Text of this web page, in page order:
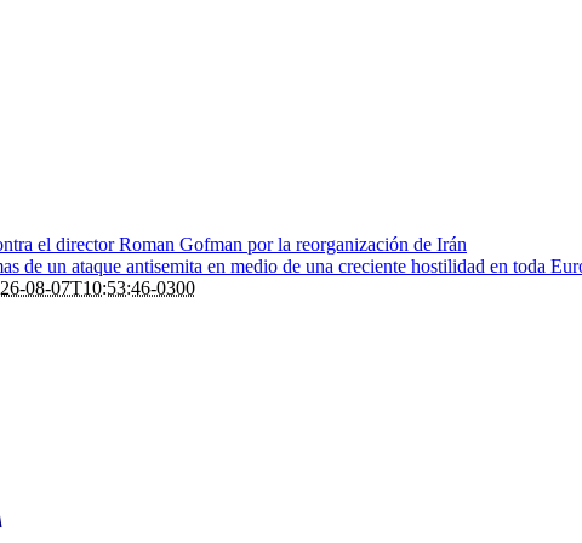
el director Roman Gofman por la reorganización de Irán
de un ataque antisemita en medio de una creciente hostilidad en toda
08-07T10:53:46-0300